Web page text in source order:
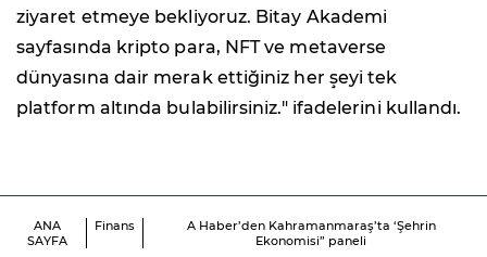
ziyaret etmeye bekliyoruz. Bitay Akademi
sayfasında kripto para, NFT ve metaverse
dünyasına dair merak ettiğiniz her şeyi tek
platform altında bulabilirsiniz." ifadelerini kullandı.
ANA
SAYFA
Finans
A Haber’den Kahramanmaraş’ta ‘Şehrin
Ekonomisi” paneli